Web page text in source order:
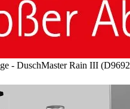
- DuschMaster Rain III